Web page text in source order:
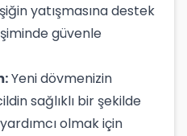
yatışmasına destek
güvenle
Yeni dövmenizin
sağlıklı bir şekilde
olmak için